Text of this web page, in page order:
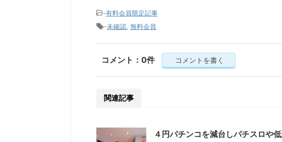
-有料会員限定記事
-未確認, 無料会員
コメント：0件 コメントを書く
関連記事
４円パチンコを減台しパチスロや